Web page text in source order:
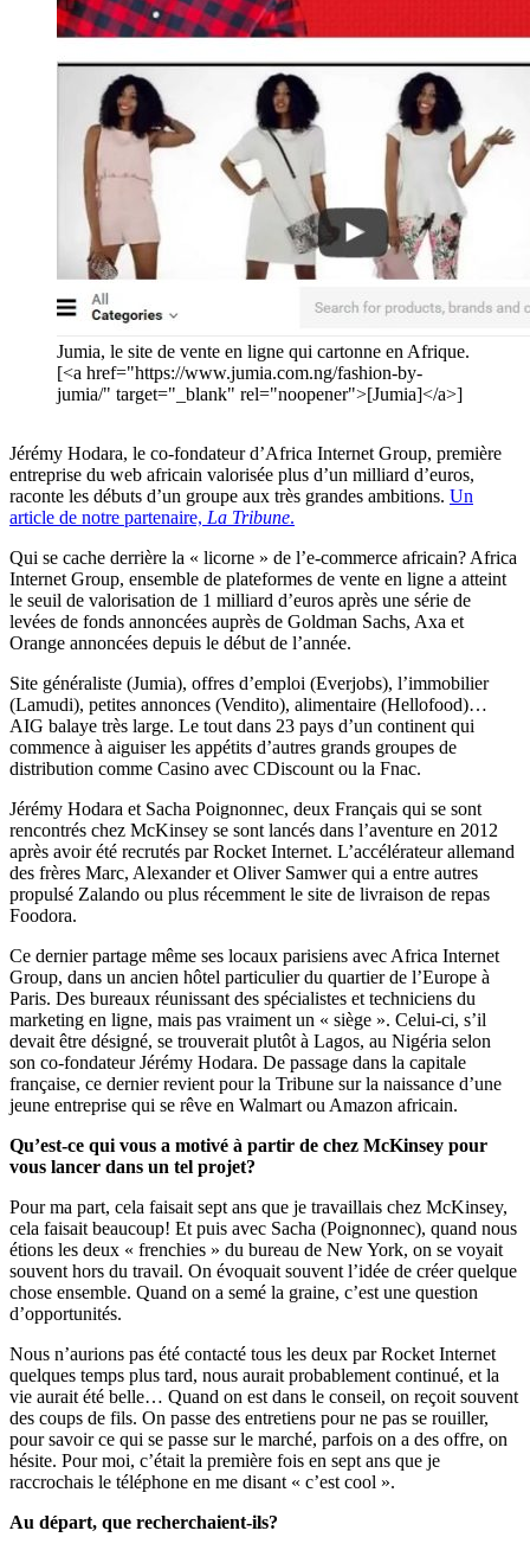
Jumia, le site de vente en ligne qui cartonne en Afrique.
[<a href="https://www.jumia.com.ng/fashion-by-
jumia/" target="_blank" rel="noopener">[Jumia]</a>]
Jérémy Hodara, le co-fondateur d’Africa Internet Group, première
entreprise du web africain valorisée plus d’un milliard d’euros,
raconte les débuts d’un groupe aux très grandes ambitions. Un
article de notre partenaire, La Tribune.
Qui se cache derrière la « licorne » de l’e-commerce africain? Africa
Internet Group, ensemble de plateformes de vente en ligne a atteint
le seuil de valorisation de 1 milliard d’euros après une série de
levées de fonds annoncées auprès de Goldman Sachs, Axa et
Orange annoncées depuis le début de l’année.
Site généraliste (Jumia), offres d’emploi (Everjobs), l’immobilier
(Lamudi), petites annonces (Vendito), alimentaire (Hellofood)…
AIG balaye très large. Le tout dans 23 pays d’un continent qui
commence à aiguiser les appétits d’autres grands groupes de
distribution comme Casino avec CDiscount ou la Fnac.
Jérémy Hodara et Sacha Poignonnec, deux Français qui se sont
rencontrés chez McKinsey se sont lancés dans l’aventure en 2012
après avoir été recrutés par Rocket Internet. L’accélérateur allemand
des frères Marc, Alexander et Oliver Samwer qui a entre autres
propulsé Zalando ou plus récemment le site de livraison de repas
Foodora.
Ce dernier partage même ses locaux parisiens avec Africa Internet
Group, dans un ancien hôtel particulier du quartier de l’Europe à
Paris. Des bureaux réunissant des spécialistes et techniciens du
marketing en ligne, mais pas vraiment un « siège ». Celui-ci, s’il
devait être désigné, se trouverait plutôt à Lagos, au Nigéria selon
son co-fondateur Jérémy Hodara. De passage dans la capitale
française, ce dernier revient pour la Tribune sur la naissance d’une
jeune entreprise qui se rêve en Walmart ou Amazon africain.
Qu’est-ce qui vous a motivé à partir de chez McKinsey pour
vous lancer dans un tel projet?
Pour ma part, cela faisait sept ans que je travaillais chez McKinsey,
cela faisait beaucoup! Et puis avec Sacha (Poignonnec), quand nous
étions les deux « frenchies » du bureau de New York, on se voyait
souvent hors du travail. On évoquait souvent l’idée de créer quelque
chose ensemble. Quand on a semé la graine, c’est une question
d’opportunités.
Nous n’aurions pas été contacté tous les deux par Rocket Internet
quelques temps plus tard, nous aurait probablement continué, et la
vie aurait été belle… Quand on est dans le conseil, on reçoit souvent
des coups de fils. On passe des entretiens pour ne pas se rouiller,
pour savoir ce qui se passe sur le marché, parfois on a des offre, on
hésite. Pour moi, c’était la première fois en sept ans que je
raccrochais le téléphone en me disant « c’est cool ».
Au départ, que recherchaient-ils?